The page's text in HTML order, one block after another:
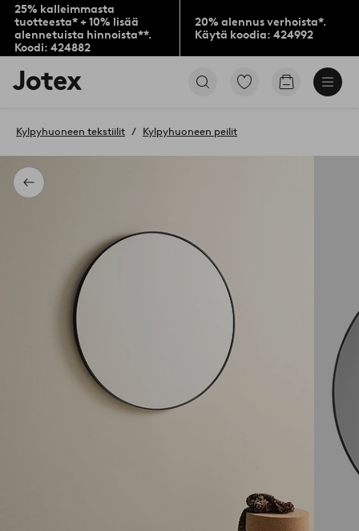
25% kalleimmasta
tuotteesta* + 10% lisää
alennetuista hinnoista**.
Koodi: 424882
20% alennus verhoista*.
Käytä koodia: 424992
Jotex-
logo
aloitussivulle
Siirry
Siirry
Takaisin
Kylpyhuoneen tekstiilit Kylpyhuoneen peilit